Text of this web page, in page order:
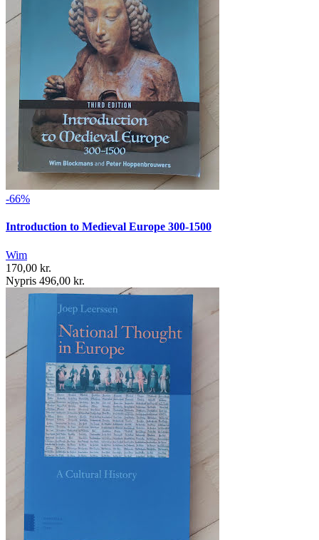
-66%
Introduction to Medieval Europe 300-1500
Wim
170,00 kr.
Nypris 496,00 kr.